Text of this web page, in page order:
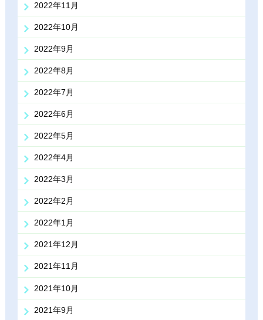
2022年11月
2022年10月
2022年9月
2022年8月
2022年7月
2022年6月
2022年5月
2022年4月
2022年3月
2022年2月
2022年1月
2021年12月
2021年11月
2021年10月
2021年9月